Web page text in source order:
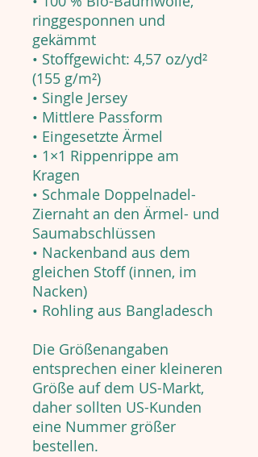
ringgesponnen und
gekämmt
• Stoffgewicht: 4,57 oz/yd²
(155 g/m²)
• Single Jersey
• Mittlere Passform
• Eingesetzte Ärmel
• 1×1 Rippenrippe am
Kragen
• Schmale Doppelnadel-
Ziernaht an den Ärmel- und
Saumabschlüssen
• Nackenband aus dem
gleichen Stoff (innen, im
Nacken)
• Rohling aus Bangladesch
Die Größenangaben
entsprechen einer kleineren
Größe auf dem US-Markt,
daher sollten US-Kunden
eine Nummer größer
bestellen.